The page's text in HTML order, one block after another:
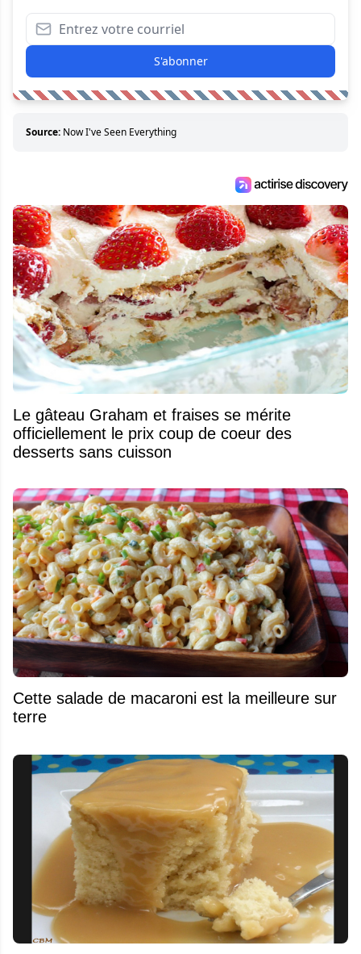
S'abonner
Source: Now I've Seen Everything
Le gâteau Graham et fraises se mérite
officiellement le prix coup de coeur des
desserts sans cuisson
Cette salade de macaroni est la meilleure sur
terre